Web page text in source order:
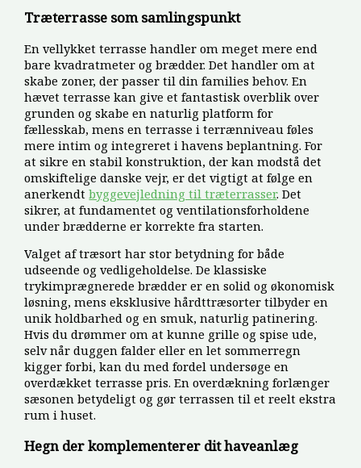
Træterrasse som samlingspunkt
En vellykket terrasse handler om meget mere end
bare kvadratmeter og brædder. Det handler om at
skabe zoner, der passer til din families behov. En
hævet terrasse kan give et fantastisk overblik over
grunden og skabe en naturlig platform for
fællesskab, mens en terrasse i terrænniveau føles
mere intim og integreret i havens beplantning. For
at sikre en stabil konstruktion, der kan modstå det
omskiftelige danske vejr, er det vigtigt at følge en
anerkendtbyggevejledning til træterrasser. Det
sikrer, at fundamentet og ventilationsforholdene
under brædderne er korrekte fra starten.
Valget af træsort har stor betydning for både
udseende og vedligeholdelse. De klassiske
trykimprægnerede brædder er en solid og økonomisk
løsning, mens eksklusive hårdttræsorter tilbyder en
unik holdbarhed og en smuk, naturlig patinering.
Hvis du drømmer om at kunne grille og spise ude,
selv når duggen falder eller en let sommerregn
kigger forbi, kan du med fordel undersøge en
overdækket terrasse pris. En overdækning forlænger
sæsonen betydeligt og gør terrassen til et reelt ekstra
rum i huset.
Hegn der komplementerer dit haveanlæg